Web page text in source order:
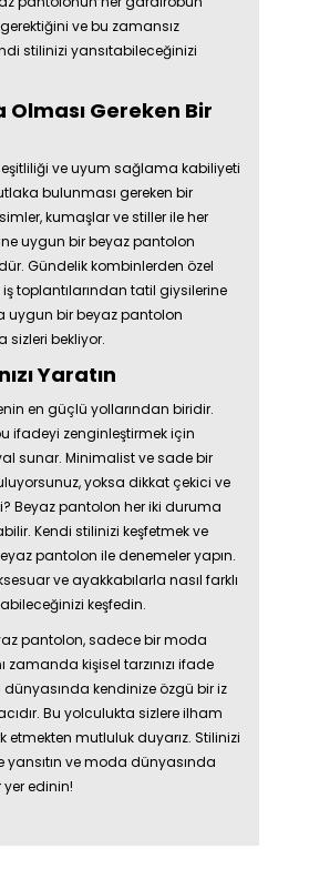
ve bu zamansız
stilinizi yansıtabileceğinizi
Olması Gereken Bir
ve uyum sağlama kabiliyeti
bulunması gereken bir
kumaşlar ve stiller ile her
uygun bir beyaz pantolon
Gündelik kombinlerden özel
iş toplantılarından tatil giysilerine
uygun bir beyaz pantolon
sizleri bekliyor.
Yaratın
en güçlü yollarından biridir.
ifadeyi zenginleştirmek için
sunar. Minimalist ve sade bir
yoksa dikkat çekici ve
Beyaz pantolon her iki duruma
Kendi stilinizi keşfetmek ve
pantolon ile denemeler yapın.
ve ayakkabılarla nasıl farklı
keşfedin.
pantolon, sadece bir moda
zamanda kişisel tarzınızı ifade
kendinize özgü bir iz
Bu yolculukta sizlere ilham
etmekten mutluluk duyarız. Stilinizi
yansıtın ve moda dünyasında
edinin!